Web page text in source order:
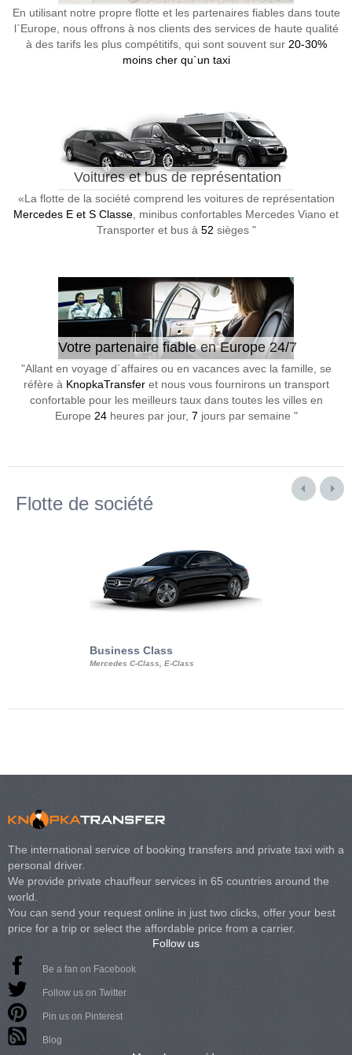
En utilisant notre propre flotte et les partenaires fiables dans toute
l`Europe, nous offrons à nos clients des services de haute qualité
à des tarifs les plus compétitifs, qui sont souvent sur 20-30%
moins cher qu`un taxi
Voitures et bus de représentation
«La flotte de la société comprend les voitures de représentation
Mercedes E et S Classe , minibus confortables Mercedes Viano et
Transporter et bus à 52 sièges "
Votre partenaire fiable en Europe 24/7
"Allant en voyage d`affaires ou en vacances avec la famille, se
réfère à KnopkaTransfer et nous vous fournirons un transport
confortable pour les meilleurs taux dans toutes les villes en
Europe 24 heures par jour, 7 jours par semaine "
Flotte de société
Business Class
Mercedes C-Class, E-Class
The international service of booking transfers and private taxi with a
personal driver.
We provide private chauffeur services in 65 countries around the
world.
You can send your request online in just two clicks, offer your best
price for a trip or select the affordable price from a carrier.
Follow us
Be a fan on Facebook
Follow us on Twitter
Pin us on Pinterest
Blog